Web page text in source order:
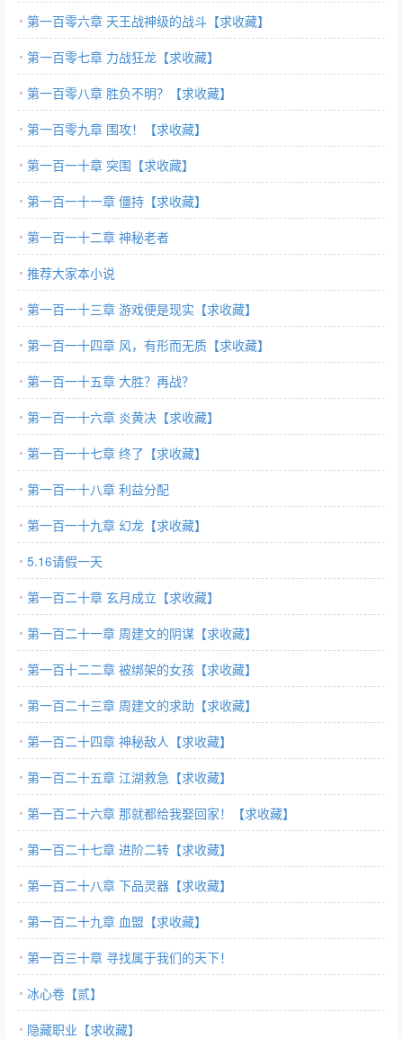
第一百零六章 天王战神级的战斗【求收藏】
第一百零七章 力战狂龙【求收藏】
第一百零八章 胜负不明？【求收藏】
第一百零九章 围攻！【求收藏】
第一百一十章 突围【求收藏】
第一百一十一章 僵持【求收藏】
第一百一十二章 神秘老者
推荐大家本小说
第一百一十三章 游戏便是现实【求收藏】
第一百一十四章 风，有形而无质【求收藏】
第一百一十五章 大胜？再战？
第一百一十六章 炎黄决【求收藏】
第一百一十七章 终了【求收藏】
第一百一十八章 利益分配
第一百一十九章 幻龙【求收藏】
5.16请假一天
第一百二十章 玄月成立【求收藏】
第一百二十一章 周建文的阴谋【求收藏】
第一百十二二章 被绑架的女孩【求收藏】
第一百二十三章 周建文的求助【求收藏】
第一百二十四章 神秘敌人【求收藏】
第一百二十五章 江湖救急【求收藏】
第一百二十六章 那就都给我娶回家！【求收藏】
第一百二十七章 进阶二转【求收藏】
第一百二十八章 下品灵器【求收藏】
第一百二十九章 血盟【求收藏】
第一百三十章 寻找属于我们的天下！
冰心卷【贰】
隐藏职业【求收藏】